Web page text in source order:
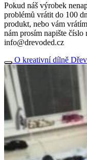
Pokud náš výrobek
problémů vrátit do 100
produkt, nebo vám
nám prosím napište číslo
info@drevoded.cz
O kreativní dílně